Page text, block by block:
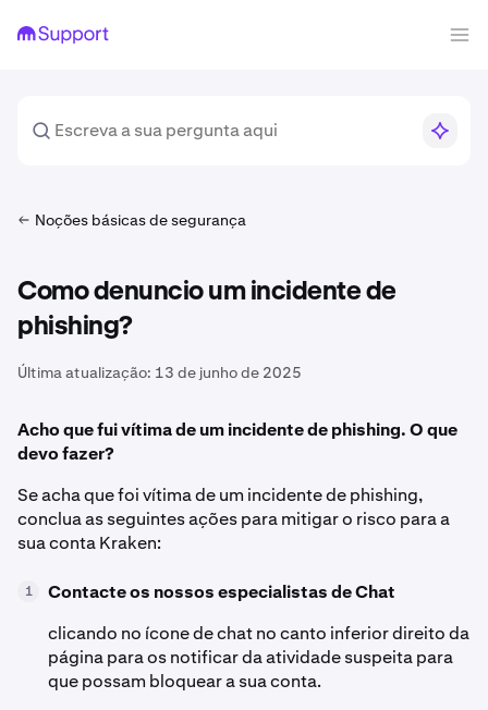
Noções básicas de segurança
Como denuncio um incidente de
phishing?
Última atualização: 13 de junho de 2025
Acho que fui vítima de um incidente de phishing. O que
devo fazer?
Se acha que foi vítima de um incidente de phishing,
conclua as seguintes ações para mitigar o risco para a
sua conta Kraken:
1
Contacte os nossos especialistas de Chat
clicando no ícone de chat no canto inferior direito da
página para os notificar da atividade suspeita para
que possam bloquear a sua conta.